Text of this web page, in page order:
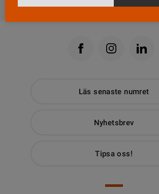
Läs senaste numret
Nyhetsbrev
Tipsa oss!